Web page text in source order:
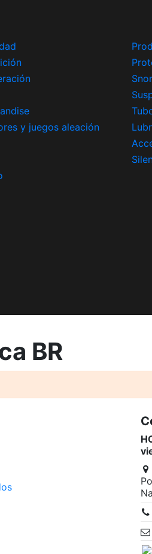
y juegos aleación
BR